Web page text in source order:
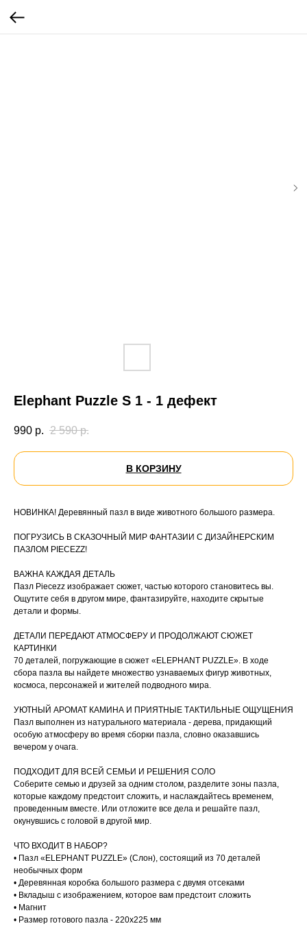
Elephant Puzzle S 1 - 1 дефект
990 р. 2 590 р.
В КОРЗИНУ
НОВИНКА! Деревянный пазл в виде животного большого размера.
ПОГРУЗИСЬ В СКАЗОЧНЫЙ МИР ФАНТАЗИИ С ДИЗАЙНЕРСКИМ
ПАЗЛОМ PIECEZZ!
ВАЖНА КАЖДАЯ ДЕТАЛЬ
Пазл Piecezz изображает сюжет, частью которого становитесь вы.
Ощутите себя в другом мире, фантазируйте, находите скрытые
детали и формы.
ДЕТАЛИ ПЕРЕДАЮТ АТМОСФЕРУ И ПРОДОЛЖАЮТ СЮЖЕТ
КАРТИНКИ
70 деталей, погружающие в сюжет «ELEPHANT PUZZLE». В ходе
сбора пазла вы найдете множество узнаваемых фигур животных,
космоса, персонажей и жителей подводного мира.
УЮТНЫЙ АРОМАТ КАМИНА И ПРИЯТНЫЕ ТАКТИЛЬНЫЕ ОЩУЩЕНИЯ
Пазл выполнен из натурального материала - дерева, придающий
особую атмосферу во время сборки пазла, словно оказавшись
вечером у очага.
ПОДХОДИТ ДЛЯ ВСЕЙ СЕМЬИ И РЕШЕНИЯ СОЛО
Соберите семью и друзей за одним столом, разделите зоны пазла,
которые каждому предстоит сложить, и наслаждайтесь временем,
проведенным вместе. Или отложите все дела и решайте пазл,
окунувшись с головой в другой мир.
ЧТО ВХОДИТ В НАБОР?
• Пазл «ELEPHANT PUZZLE» (Слон), состоящий из 70 деталей
необычных форм
• Деревянная коробка большого размера с двумя отсеками
• Вкладыш с изображением, которое вам предстоит сложить
• Магнит
• Размер готового пазла - 220х225 мм